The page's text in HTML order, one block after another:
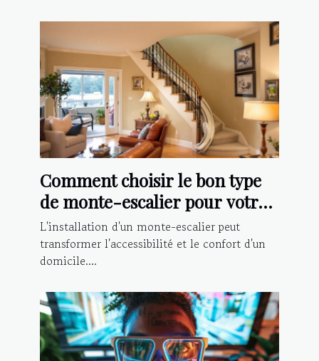
Comment choisir le bon type
de monte-escalier pour votre
domicile ?
L'installation d'un monte-escalier peut
transformer l'accessibilité et le confort d'un
domicile....